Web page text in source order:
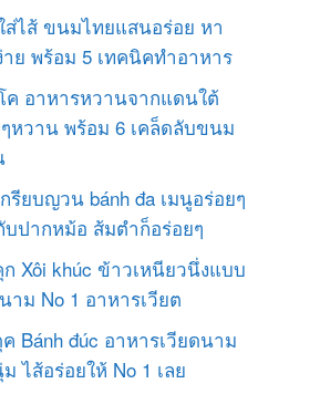
ไส้ ขนมไทยแสนอร่อย หา
ย พร้อม 5 เทคนิคทำอาหาร
อาหารหวานจากแดนใต้
หวาน พร้อม 6 เคล็ดลับขนม
รียบญวน bánh đa เมนูอร่อยๆ
ปากหม้อ ส้มตำก็อร่อยๆ
Xôi khúc ข้าวเหนียวนึ่งแบบ
าม No 1 อาหารเวียต
Bánh đúc อาหารเวียดนาม
ไส้อร่อยให้ No 1 เลย